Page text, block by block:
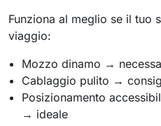
Funziona al meglio se il tuo
viaggio:
Mozzo dinamo →
Cablaggio pulito →
Posizionamento
→ ideale